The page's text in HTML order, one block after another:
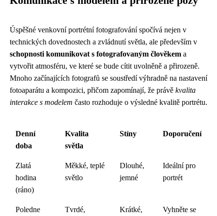
Úspěšné venkovní portrétní fotografování spočívá nejen v
technických dovednostech a zvládnutí světla, ale především v
schopnosti komunikovat s fotografovaným člověkem a
vytvořit atmosféru, ve které se bude cítit uvolněně a přirozeně.
Mnoho začínajících fotografů se soustředí výhradně na nastavení
fotoaparátu a kompozici, přičom zapomínají, že právě kvalita
interakce s modelem často rozhoduje o výsledné kvalitě portrétu.
Denní
doba
Kvalita
světla
Stíny Doporučení
Zlatá
hodina
(ráno)
Měkké, teplé
světlo
Dlouhé,
jemné
Ideální pro
portrét
Poledne
Tvrdé,
Krátké,
Vyhněte se